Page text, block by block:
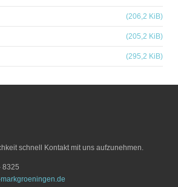
(206,2 KiB)
(205,2 KiB)
(295,2 KiB)
schnell Kontakt mit uns aufzunehmen.
8325